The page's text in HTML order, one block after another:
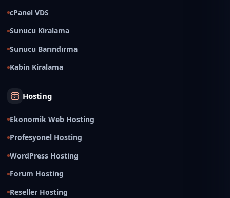
cPanel VDS
Sunucu Kiralama
Sunucu Barındırma
Kabin Kiralama
Hosting
Ekonomik Web Hosting
Profesyonel Hosting
WordPress Hosting
Forum Hosting
Reseller Hosting